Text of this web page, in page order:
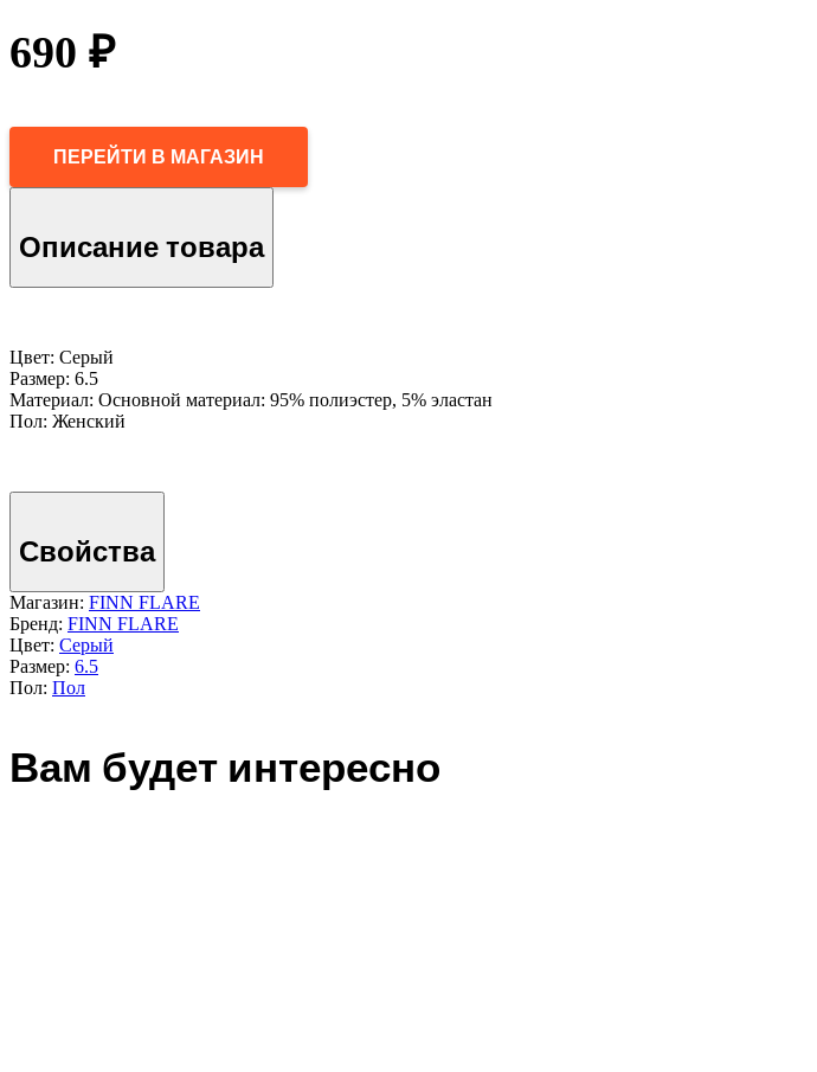
690 ₽
ПЕРЕЙТИ В МАГАЗИН
Описание товара
Цвет: Серый
Размер: 6.5
Материал: Основной материал: 95% полиэстер, 5% эластан
Пол: Женский
Свойства
Магазин: FINN FLARE
Бренд: FINN FLARE
Цвет: Серый
Размер: 6.5
Пол: Пол
Вам будет интересно